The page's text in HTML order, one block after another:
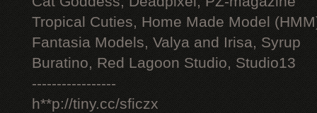
Tropical Cuties, Home Made Model
Fantasia Models, Valya and Irisa, Syrup
Buratino, Red Lagoon Studio, Studio13
-----------------
h**p://tiny.cc/sficzx